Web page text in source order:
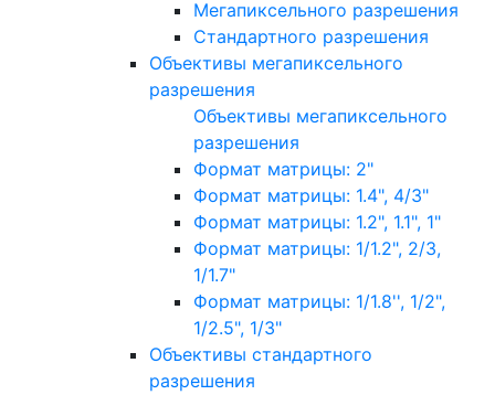
Мегапиксельного разрешения
Стандартного разрешения
Объективы мегапиксельного
разрешения
Объективы мегапиксельного
разрешения
Формат матрицы: 2"
Формат матрицы: 1.4", 4/3"
Формат матрицы: 1.2", 1.1", 1"
Формат матрицы: 1/1.2", 2/3,
1/1.7"
Формат матрицы: 1/1.8'', 1/2",
1/2.5", 1/3"
Объективы стандартного
разрешения